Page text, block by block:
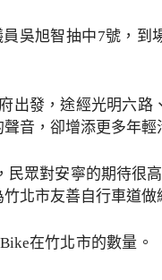
吳旭智抽中7號，到
出發，途經光明六路
音，卻增添更多年輕
眾對安寧的期待很
北市友善自行車道做
在竹北市的數量。